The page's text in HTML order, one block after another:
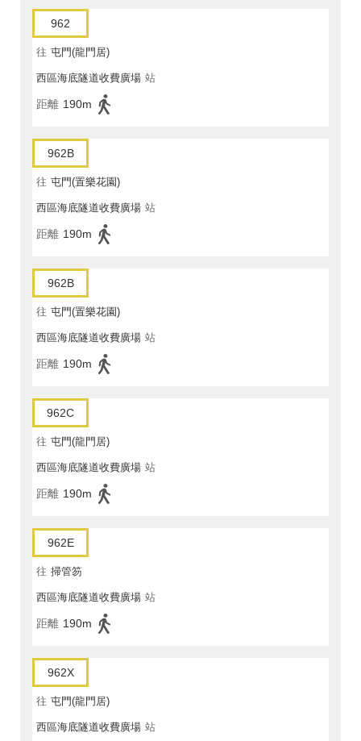
962
往 屯門(龍門居)
西區海底隧道收費廣場 站
距離 190m
962B
往 屯門(置樂花園)
西區海底隧道收費廣場 站
距離 190m
962B
往 屯門(置樂花園)
西區海底隧道收費廣場 站
距離 190m
962C
往 屯門(龍門居)
西區海底隧道收費廣場 站
距離 190m
962E
往 掃管笏
西區海底隧道收費廣場 站
距離 190m
962X
往 屯門(龍門居)
西區海底隧道收費廣場 站